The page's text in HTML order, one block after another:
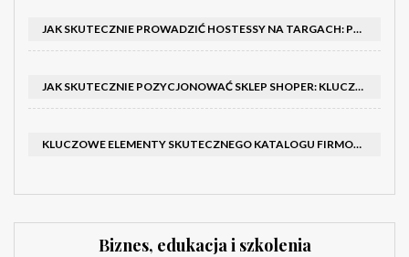
JAK SKUTECZNIE PROWADZIĆ HOSTESSY NA TARGACH: PORADNIK I SZKOLENIA
JAK SKUTECZNIE POZYCJONOWAĆ SKLEP SHOPER: KLUCZOWE KROKI I STRATEGIE
KLUCZOWE ELEMENTY SKUTECZNEGO KATALOGU FIRMOWEGO I BROSZURY
Biznes, edukacja i szkolenia